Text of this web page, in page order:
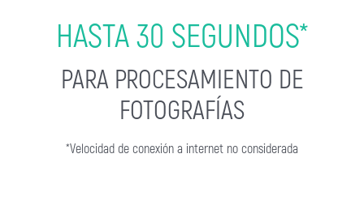
HASTA 30 SEGUNDOS*
PARA PROCESAMIENTO DE
FOTOGRAFÍAS
*Velocidad de conexión a internet no considerada